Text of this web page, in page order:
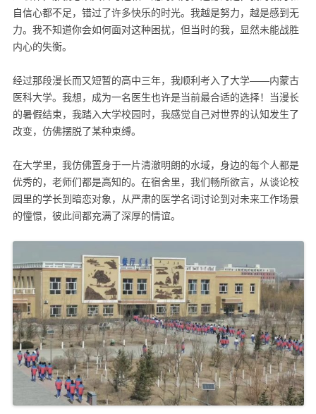
自信心都不足，错过了许多快乐的时光。我越是努力，越是感到无
力。我不知道你会如何面对这种困扰，但当时的我，显然未能战胜
内心的失衡。
经过那段漫长而又短暂的高中三年，我顺利考入了大学——内蒙古
医科大学。我想，成为一名医生也许是当前最合适的选择！当漫长
的暑假结束，我踏入大学校园时，我感觉自己对世界的认知发生了
改变，仿佛摆脱了某种束缚。
在大学里，我仿佛置身于一片清澈明朗的水域，身边的每个人都是
优秀的，老师们都是高知的。在宿舍里，我们畅所欲言，从谈论校
园里的学长到暗恋对象，从严肃的医学名词讨论到对未来工作场景
的憧憬，彼此间都充满了深厚的情谊。